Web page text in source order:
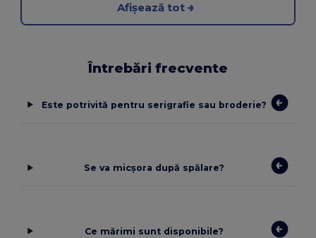
Afișează tot
Întrebări frecvente
Este potrivită pentru serigrafie sau broderie?
Se va micșora după spălare?
Ce mărimi sunt disponibile?